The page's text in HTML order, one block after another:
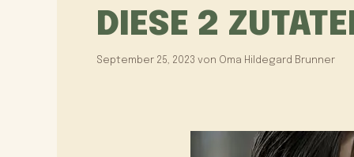
DIESE 2
September 25, 2023 von Oma Hildegard Brunner